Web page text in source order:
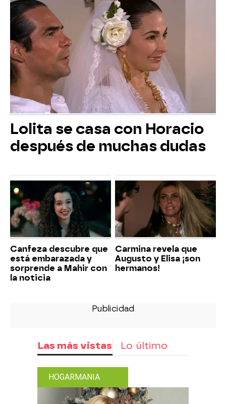
Lolita se casa con Horacio
después de muchas dudas
Canfeza descubre que
está embarazada y
sorprende a Mahir con
la noticia
Carmina revela que
Augusto y Elisa ¡son
hermanos!
Las más vistas Lo último
HOGARMANIA